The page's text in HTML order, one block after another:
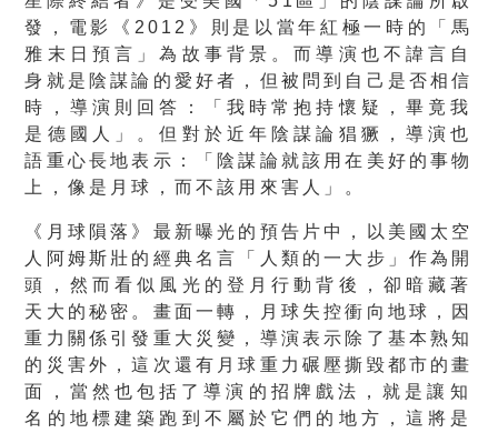
發，電影《2012》 則是以當年紅極一時的「馬
雅末日預言」為故事背景。而導演也不諱言自
身就是陰謀論的愛好者， 但被問到自己是否相信
時，導演則回答：「我時常抱持懷疑，畢竟我
是德國人」。但對於近年陰謀論猖獗，導演也
語重心長地表示：「陰謀論就該用在美好的事物
上， 像是月球，而不該用來害人」。
《月球隕落》最新曝光的預告片中，
以美國太空
人阿姆斯壯的經典名言「人類的一大步」作為開
頭， 然而看似風光的登月行動背後，卻暗藏著
天大的秘密。畫面一轉，
月球失控衝向地球，因
重力關係引發重大災變， 導演表示除了基本熟知
的災害外，這次還有月球重力碾壓撕毀都市的畫
面， 當然也包括了導演的招牌戲法， 就是讓知
名的地標建築跑到不屬於它們的地方，這將是